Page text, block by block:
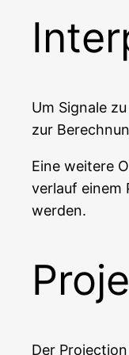
Um Signa­le
zur
Eine wei­te­re
ver­lauf einem
werden.
Der